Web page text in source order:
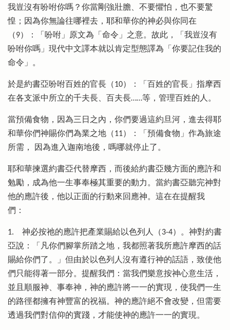
我豈沒有吩咐你嗎？你當剛強壯膽、不要懼怕，也不要驚
惶；因為你無論往哪裡去，耶和華你的神必與你同在
（9）：「吩咐」原文為「命令」之意。故此，「我豈沒有
吩咐你嗎」現代中文譯本就以肯定型態譯為「你要記住我的
命令」。
於是約書亞吩咐百姓的官長（10）：「百姓的官長」指摩西
在各支派中所立的千夫長、百夫長……等，管理百姓的人。
當預備食物，因為三日之內，你們要過這約旦河，進去得耶
和華你們神賜你們為業之地（11）：「預備食物」作為旅途
所需， 因為進入迦南地後，嗎哪就停止了。
耶和華揀選約書亞代替摩西，而後給約書亞幾方面的應許和
勉勵，成為他一生事奉極其重要的動力。當約書亞聽完神對
他的應許後，他以正面的行動來回應神。這在在提醒我
們：
1.
神必按祂的應許把產業賜給以色列人（3-4）。神對約書
亞說：「凡你們腳掌所踏之地，我都照著我所應許摩西的話
賜給你們了。」但由於以色列人沒有遵行神的話語，致使他
們只能得著一部分。提醒我們：當我們樂意按神心意生活，
並且順服神、事奉神，神的應許將一一的實現，使我們一生
的路徑都擁有神豐富的祝福。神的應許絕不會改變，但需要
透過我們對信仰的實踐，才能使神的應許一一的實現。